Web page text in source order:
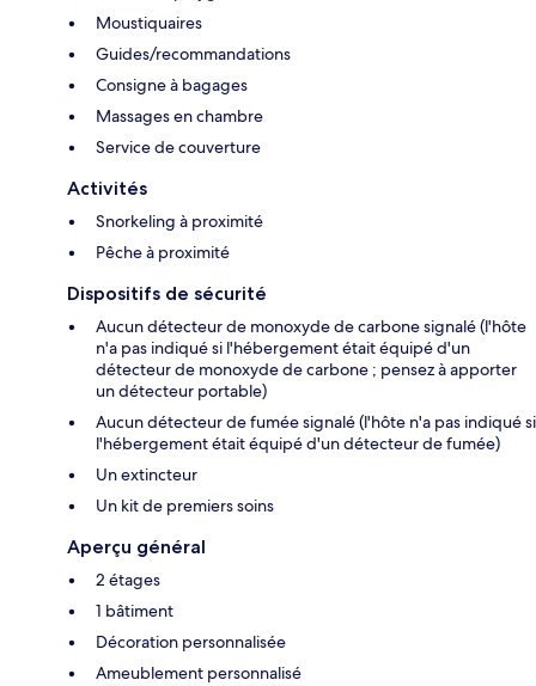
Moustiquaires
Guides/recommandations
Consigne à bagages
Massages en chambre
Service de couverture
Activités
Snorkeling à proximité
Pêche à proximité
Dispositifs de sécurité
Aucun détecteur de monoxyde de carbone signalé (l'hôte
n'a pas indiqué si l'hébergement était équipé d'un
détecteur de monoxyde de carbone ; pensez à apporter
un détecteur portable)
Aucun détecteur de fumée signalé (l'hôte n'a pas indiqué si
l'hébergement était équipé d'un détecteur de fumée)
Un extincteur
Un kit de premiers soins
Aperçu général
2 étages
1 bâtiment
Décoration personnalisée
Ameublement personnalisé